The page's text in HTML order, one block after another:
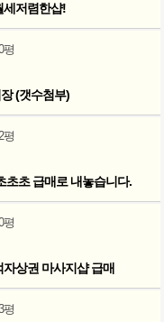
세저렴한샵!
평
(갯수첨부)
평
초초 급매로 내놓습니다.
평
상권 마사지샵 급매
평